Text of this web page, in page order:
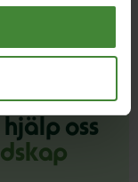
oss